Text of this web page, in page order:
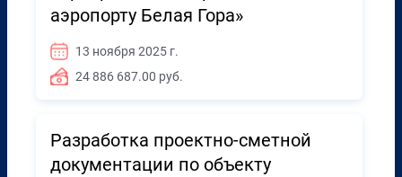
аэропорту Белая Гора»
13 ноября 2025 г.
24 886 687.00 руб.
Разработка проектно-сметной
документации по объекту